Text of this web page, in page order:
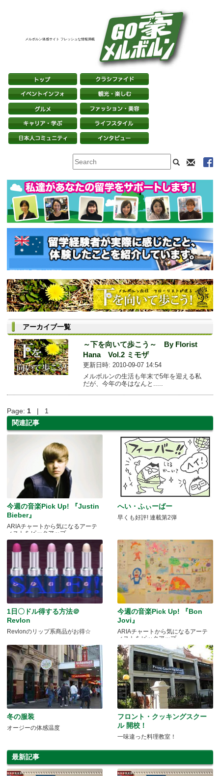
メルボルン体感サイト フレッシュな情報満載
アーカイブ一覧
～下を向いて歩こう～ By Florist
Hana Vol.2 ミモザ
更新日時: 2010-09-07 14:54
メルボルンの生活も年末で5年を迎える私
だが、今年の冬はなんと.....
Page: 1 | 1
関連記事
今週の音楽Pick Up! 『Justin
Bieber』
ARIAチャートから気になるアーテ
ィストをピックアップ
へい・ふぃーばー
早くも好評! 連載第2弾
1日〇ドル得する方法＠
Revlon
Revlonのリップ系商品がお得☆
今週の音楽Pick Up! 『Bon
Jovi』
ARIAチャートから気になるアーテ
ィストをピックアップ
冬の服装
オージーの体感温度
フロント・クッキングスクー
ル 開校！
一味違った料理教室！
最新記事